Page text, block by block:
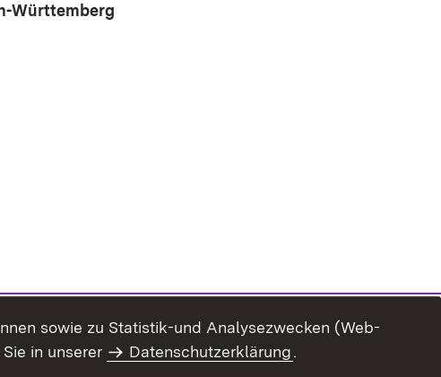
Württemberg
sowie zu Statistik-und Analysezwecken (Web-
in unserer
Datenschutzerklärung.